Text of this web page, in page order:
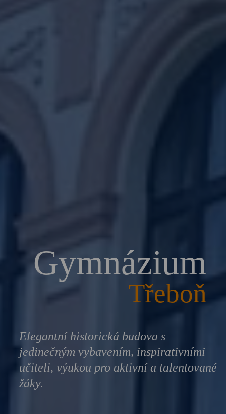
Gymnázium
Třeboň
Elegantní historická budova s
jedinečným vybavením, inspirativními
učiteli, výukou pro aktivní a talentované
žáky.